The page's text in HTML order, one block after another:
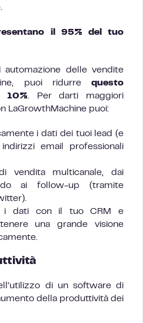
il 95% del tuo
delle vendite
puoi ridurre questo
10%. Per darti maggiori
LaGrowthMachine puoi:
i dati dei tuoi lead (e
email professionali
vendita multicanale, dai
ai follow-up (tramite
i dati con il tuo CRM e
una grande visione
di un software di
della produttività dei